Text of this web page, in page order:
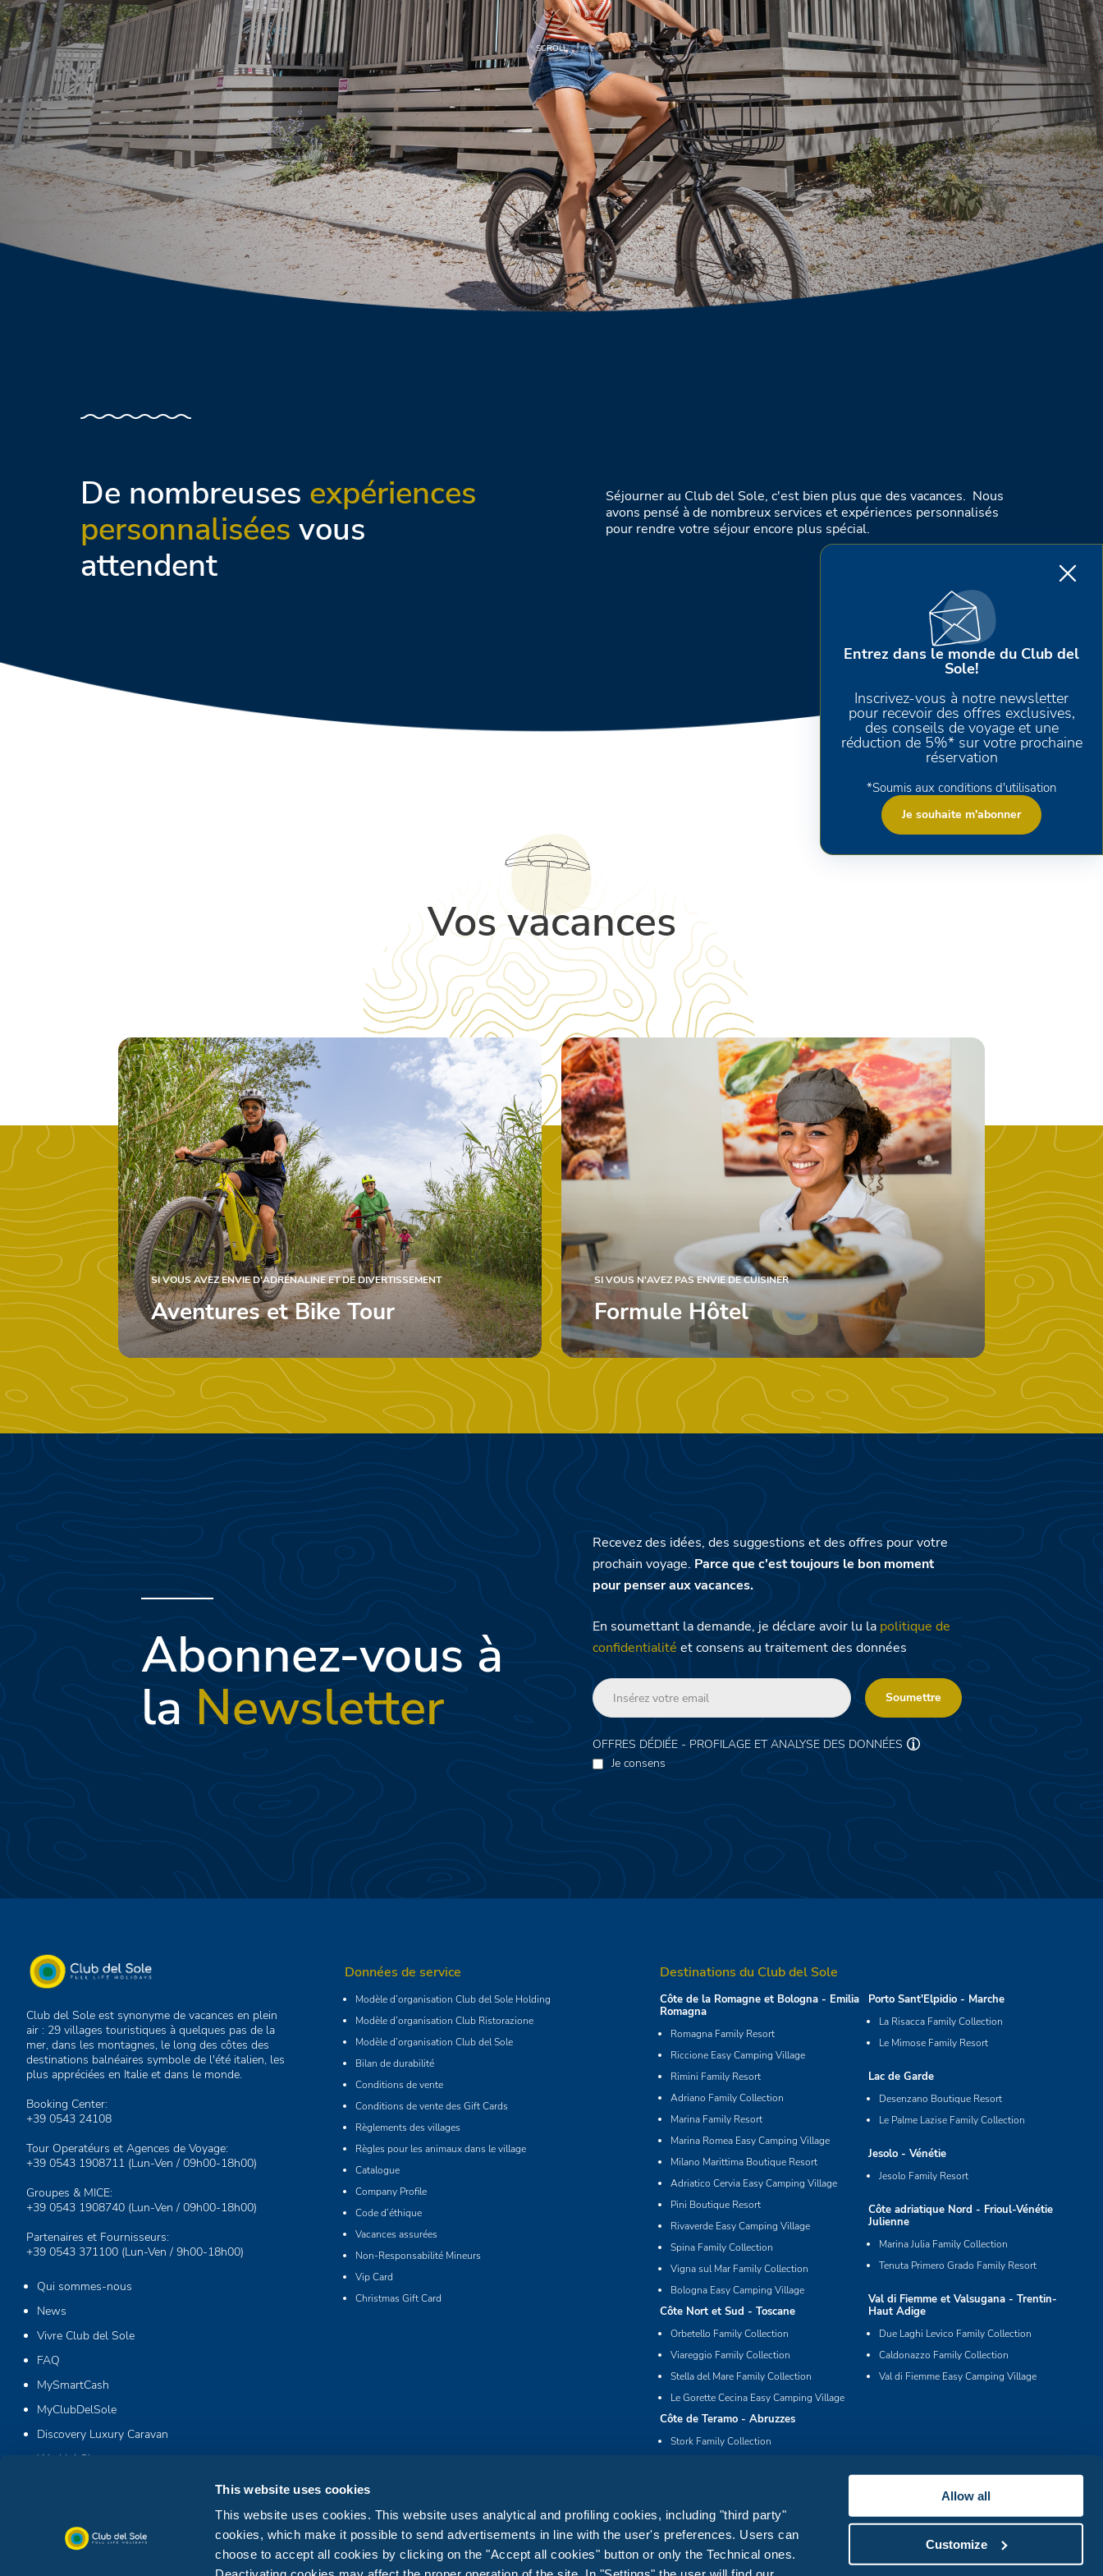
This website uses cookies
This website uses cookies. This website uses analytical and profiling cookies, including "third party"
cookies, which make it possible to send advertisements in line with the user's preferences. Users can
choose to accept all cookies by clicking on the "Accept all cookies" button or only the Technical ones.
Allow all
Customize
SCROLL
De nombreuses expériences
personnalisées vous
attendent
Séjourner au Club del Sole, c'est bien plus que des vacances. Nous
avons pensé à de nombreux services et expériences personnalisés
pour rendre votre séjour encore plus spécial.
Vos vacances
SI VOUS AVEZ ENVIE D'ADRÉNALINE ET DE DIVERTISSEMENT
Aventures et Bike Tour
SI VOUS N'AVEZ PAS ENVIE DE CUISINER
Formule Hôtel
Abonnez-vous à
la Newsletter
Recevez des idées, des suggestions et des offres pour votre
prochain voyage. Parce que c'est toujours le bon moment
pour penser aux vacances.
En soumettant la demande, je déclare avoir lu la politique de
confidentialité et consens au traitement des données
Soumettre
OFFRES DÉDIÉE - PROFILAGE ET ANALYSE DES DONNÉES
Je consens
Entrez dans le monde du Club del
Sole!
Inscrivez-vous à notre newsletter
pour recevoir des offres exclusives,
des conseils de voyage et une
réduction de 5%* sur votre prochaine
réservation
*Soumis aux conditions d'utilisation
Je souhaite m'abonner
Club del Sole est synonyme de vacances en plein
air : 29 villages touristiques à quelques pas de la
mer, dans les montagnes, le long des côtes des
destinations balnéaires symbole de l'été italien, les
plus appréciées en Italie et dans le monde.
Booking Center:
+39 0543 24108
Tour Operatéurs et Agences de Voyage:
+39 0543 1908711 (Lun-Ven / 09h00-18h00)
Groupes & MICE:
+39 0543 1908740 (Lun-Ven / 09h00-18h00)
Partenaires et Fournisseurs:
+39 0543 371100 (Lun-Ven / 9h00-18h00)
Qui sommes-nous
News
Vivre Club del Sole
FAQ
MySmartCash
MyClubDelSole
Discovery Luxury Caravan
Workin' Glamp
Données de service
Modèle d’organisation Club del Sole Holding
Modèle d’organisation Club Ristorazione
Modèle d’organisation Club del Sole
Bilan de durabilité
Conditions de vente
Conditions de vente des Gift Cards
Règlements des villages
Règles pour les animaux dans le village
Catalogue
Company Profile
Code d’éthique
Vacances assurées
Non-Responsabilité Mineurs
Vip Card
Christmas Gift Card
Destinations du Club del Sole
Côte de la Romagne et Bologna - Emilia
Romagna
Romagna Family Resort
Riccione Easy Camping Village
Rimini Family Resort
Adriano Family Collection
Marina Family Resort
Marina Romea Easy Camping Village
Milano Marittima Boutique Resort
Adriatico Cervia Easy Camping Village
Pini Boutique Resort
Rivaverde Easy Camping Village
Spina Family Collection
Vigna sul Mar Family Collection
Bologna Easy Camping Village
Côte Nort et Sud - Toscane
Orbetello Family Collection
Viareggio Family Collection
Stella del Mare Family Collection
Le Gorette Cecina Easy Camping Village
Côte de Teramo - Abruzzes
Stork Family Collection
Porto Sant'Elpidio - Marche
La Risacca Family Collection
Le Mimose Family Resort
Lac de Garde
Desenzano Boutique Resort
Le Palme Lazise Family Collection
Jesolo - Vénétie
Jesolo Family Resort
Côte adriatique Nord - Frioul-Vénétie
Julienne
Marina Julia Family Collection
Tenuta Primero Grado Family Resort
Val di Fiemme et Valsugana - Trentin-
Haut Adige
Due Laghi Levico Family Collection
Caldonazzo Family Collection
Val di Fiemme Easy Camping Village